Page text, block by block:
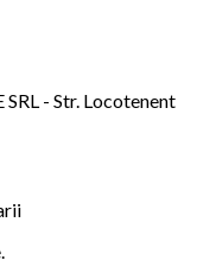
- Str. Locotenent